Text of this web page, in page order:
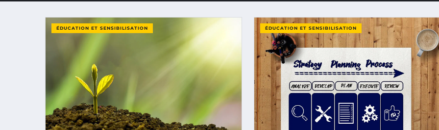
ÉDUCATION ET SENSIBILISATION ÉDUCATION ET SENSIBILISATION